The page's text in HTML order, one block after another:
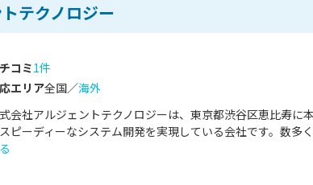
テクノロジー
会社アルジェントテクノロジーは、東京都渋谷区恵比寿に
ピーディーなシステム開発を実現している会社です。数多
コミ1件
エリア全国／海外